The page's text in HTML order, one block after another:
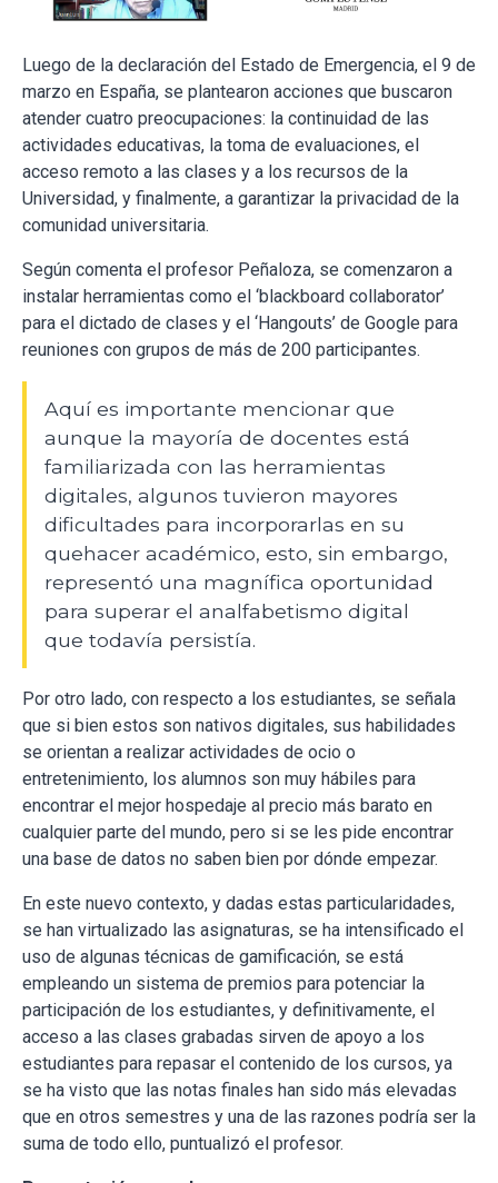
Luego de la declaración del Estado de Emergencia, el 9 de
marzo en España, se plantearon acciones que buscaron
atender cuatro preocupaciones: la continuidad de las
actividades educativas, la toma de evaluaciones, el
acceso remoto a las clases y a los recursos de la
Universidad, y finalmente, a garantizar la privacidad de la
comunidad universitaria.
Según comenta el profesor Peñaloza, se comenzaron a
instalar herramientas como el ‘blackboard collaborator’
para el dictado de clases y el ‘Hangouts’ de Google para
reuniones con grupos de más de 200 participantes.
Aquí es importante mencionar que
aunque la mayoría de docentes está
familiarizada con las herramientas
digitales, algunos tuvieron mayores
dificultades para incorporarlas en su
quehacer académico, esto, sin embargo,
representó una magnífica oportunidad
para superar el analfabetismo digital
que todavía persistía.
Por otro lado, con respecto a los estudiantes, se señala
que si bien estos son nativos digitales, sus habilidades
se orientan a realizar actividades de ocio o
entretenimiento, los alumnos son muy hábiles para
encontrar el mejor hospedaje al precio más barato en
cualquier parte del mundo, pero si se les pide encontrar
una base de datos no saben bien por dónde empezar.
En este nuevo contexto, y dadas estas particularidades,
se han virtualizado las asignaturas, se ha intensificado el
uso de algunas técnicas de gamificación, se está
empleando un sistema de premios para potenciar la
participación de los estudiantes, y definitivamente, el
acceso a las clases grabadas sirven de apoyo a los
estudiantes para repasar el contenido de los cursos, ya
se ha visto que las notas finales han sido más elevadas
que en otros semestres y una de las razones podría ser la
suma de todo ello, puntualizó el profesor.